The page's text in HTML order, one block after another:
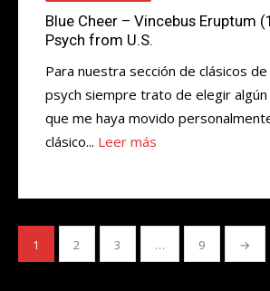
Blue Cheer – Vincebus Eruptum
Psych from U.S.
Para nuestra sección de clásicos
psych siempre trato de elegir
que me haya movido
clásico... Leer más
Paginación
de
1 2 3 … 9 →